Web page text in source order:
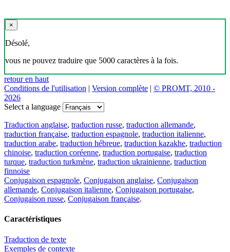
×
Désolé,
vous ne pouvez traduire que 5000 caractères à la fois.
retour en haut
Conditions de l'utilisation | Version complète | © PROMT, 2010 -
2026
Select a language
Traduction anglaise, traduction russe, traduction allemande,
traduction française, traduction espagnole, traduction italienne,
traduction arabe, traduction hébreue, traduction kazakhe, traduction
chinoise, traduction coréenne, traduction portugaise, traduction
turque, traduction turkmène, traduction ukrainienne, traduction
finnoise
Conjugaison espagnole, Conjugaison anglaise, Conjugaison
allemande, Conjugaison italienne, Conjugaison portugaise,
Conjugaison russe, Conjugaison française.
Caractéristiques
Traduction de texte
Exemples de contexte